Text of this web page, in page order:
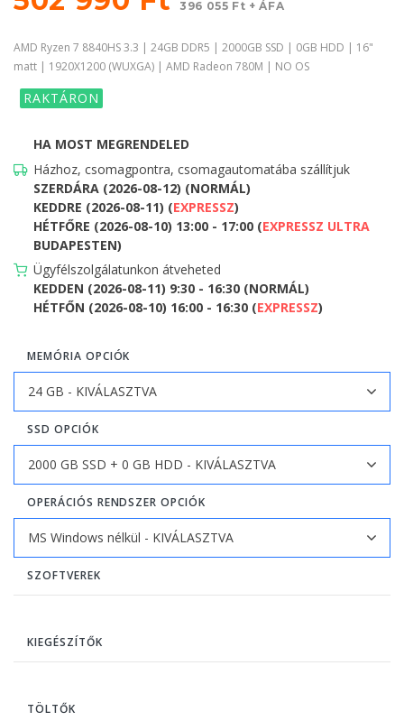
396 055 Ft + ÁFA
AMD Ryzen 7 8840HS 3.3 | 24GB DDR5 | 2000GB SSD | 0GB HDD | 16"
matt | 1920X1200 (WUXGA) | AMD Radeon 780M | NO OS
RAKTÁRON
HA MOST MEGRENDELED
Házhoz, csomagpontra, csomagautomatába szállítjuk
SZERDÁRA (2026-08-12) (NORMÁL)
KEDDRE (2026-08-11) (EXPRESSZ)
HÉTFŐRE (2026-08-10) 13:00 - 17:00 (EXPRESSZ ULTRA
BUDAPESTEN)
Ügyfélszolgálatunkon átveheted
KEDDEN (2026-08-11) 9:30 - 16:30 (NORMÁL)
HÉTFŐN (2026-08-10) 16:00 - 16:30 (EXPRESSZ)
MEMÓRIA OPCIÓK
SSD OPCIÓK
OPERÁCIÓS RENDSZER OPCIÓK
SZOFTVEREK
KIEGÉSZÍTŐK
TÖLTŐK